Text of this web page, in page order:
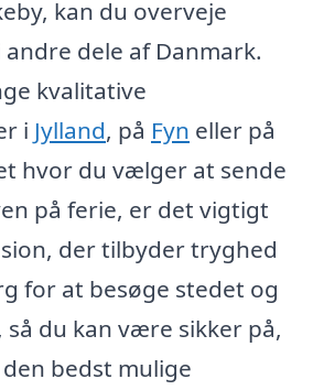
kan du overveje
dele af Danmark.
kvalitative
i Jylland, på Fyn eller på
hvor du vælger at sende
på ferie, er det vigtigt
der tilbyder tryghed
for at besøge stedet og
du kan være sikker på,
bedst mulige